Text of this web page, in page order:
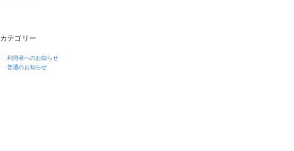
カテゴリー
利用者へのお知らせ
普通のお知らせ